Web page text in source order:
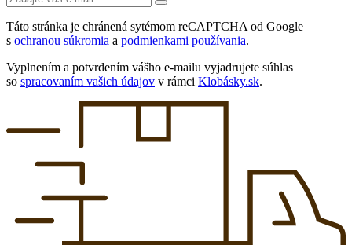
Táto stránka je chránená sytémom reCAPTCHA od Google
s ochranou súkromia a podmienkami používania.
Vyplnením a potvrdením vášho e-mailu vyjadrujete súhlas
so spracovaním vašich údajov v rámci Klobásky.sk.